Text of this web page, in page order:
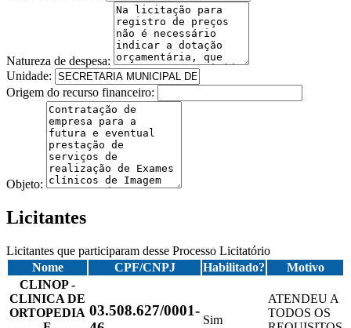
Natureza de despesa:
Unidade:
Origem do recurso financeiro:
Objeto:
Licitantes
Licitantes que participaram desse Processo Licitatório
Nome
CPF/CNPJ Habilitado?
Motivo
CLINOP -
CLINICA DE
ORTOPEDIA 03.508.627/0001-
Sim
ATENDEU A
TODOS OS